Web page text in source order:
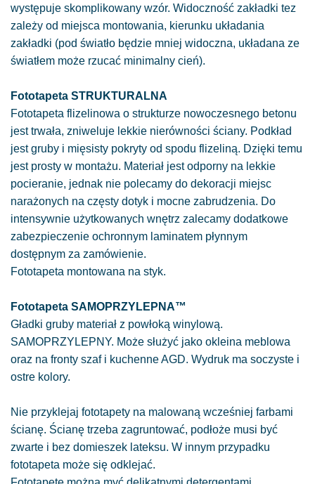
występuje skomplikowany wzór. Widoczność zakładki tez
zależy od miejsca montowania, kierunku układania
zakładki (pod światło będzie mniej widoczna, układana ze
światłem może rzucać minimalny cień).
Fototapeta STRUKTURALNA
Fototapeta flizelinowa o strukturze nowoczesnego betonu
jest trwała, zniweluje lekkie nierówności ściany. Podkład
jest gruby i mięsisty pokryty od spodu flizeliną. Dzięki temu
jest prosty w montażu. Materiał jest odporny na lekkie
pocieranie, jednak nie polecamy do dekoracji miejsc
narażonych na częsty dotyk i mocne zabrudzenia. Do
intensywnie użytkowanych wnętrz zalecamy dodatkowe
zabezpieczenie ochronnym laminatem płynnym
dostępnym za zamówienie.
Fototapeta montowana na styk.
Fototapeta SAMOPRZYLEPNA™
Gładki gruby materiał z powłoką winylową.
SAMOPRZYLEPNY. Może służyć jako okleina meblowa
oraz na fronty szaf i kuchenne AGD. Wydruk ma soczyste i
ostre kolory.
Nie przyklejaj fototapety na malowaną wcześniej farbami
ścianę. Ścianę trzeba zagruntować, podłoże musi być
zwarte i bez domieszek lateksu. W innym przypadku
fototapeta może się odklejać.